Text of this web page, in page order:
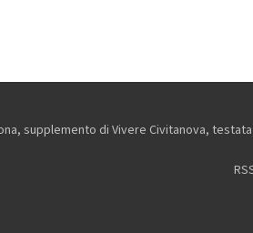
supplemento di Vivere Civitanova,